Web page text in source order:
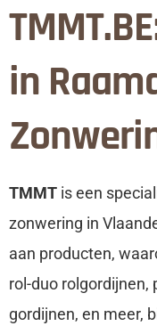
in
TMMT is een
zonwering in
aan producten,
rol-duo rolgordijnen,
gordijnen, en meer,